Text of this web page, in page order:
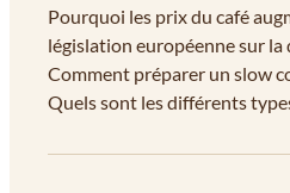
Pourquoi les prix du café
législation européenne sur
Comment préparer un slow
Quels sont les différents